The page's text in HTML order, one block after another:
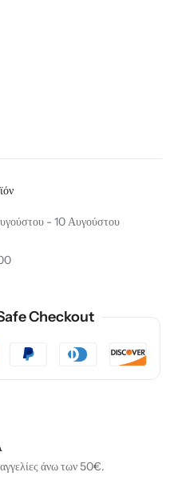
- 10 Αυγούστου
Checkout
άνω των 50€.